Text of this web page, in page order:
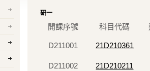
研一
開課序號 科目代碼
D211001 21D210361
D211002 21D210211